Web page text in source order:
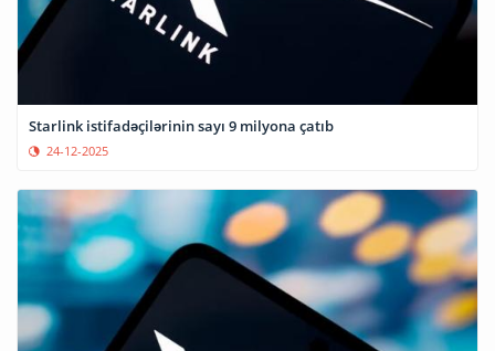
Starlink istifadəçilərinin sayı 9 milyona çatıb
24-12-2025